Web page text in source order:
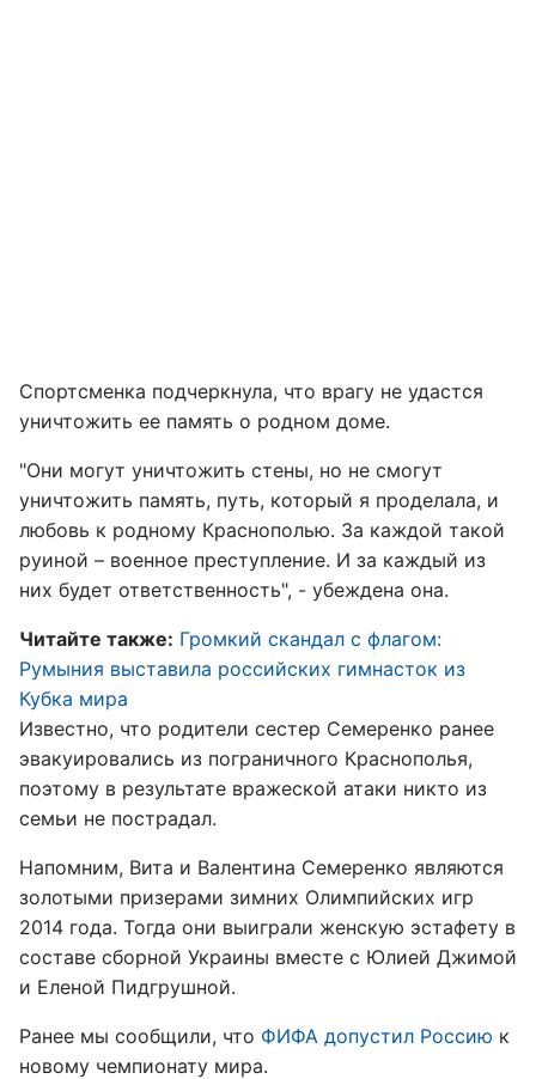
Спортсменка подчеркнула, что врагу не удастся
уничтожить ее память о родном доме.
"Они могут уничтожить стены, но не смогут
уничтожить память, путь, который я проделала, и
любовь к родному Краснополью. За каждой такой
руиной – военное преступление. И за каждый из
них будет ответственность", - убеждена она.
Читайте также: Громкий скандал с флагом:
Румыния выставила российских гимнасток из
Кубка мира
Известно, что родители сестер Семеренко ранее
эвакуировались из пограничного Краснополья,
поэтому в результате вражеской атаки никто из
семьи не пострадал.
Напомним, Вита и Валентина Семеренко являются
золотыми призерами зимних Олимпийских игр
2014 года. Тогда они выиграли женскую эстафету в
составе сборной Украины вместе с Юлией Джимой
и Еленой Пидгрушной.
Ранее мы сообщили, что ФИФА допустил Россию к
новому чемпионату мира.